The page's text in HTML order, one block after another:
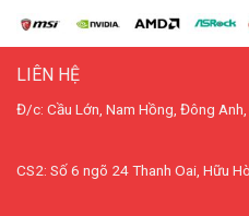
LIÊN HỆ
Đ/c: Cầu Lớn, Nam Hồng, Đông Anh,
CS2: Số 6 ngõ 24 Thanh Oai, Hữu